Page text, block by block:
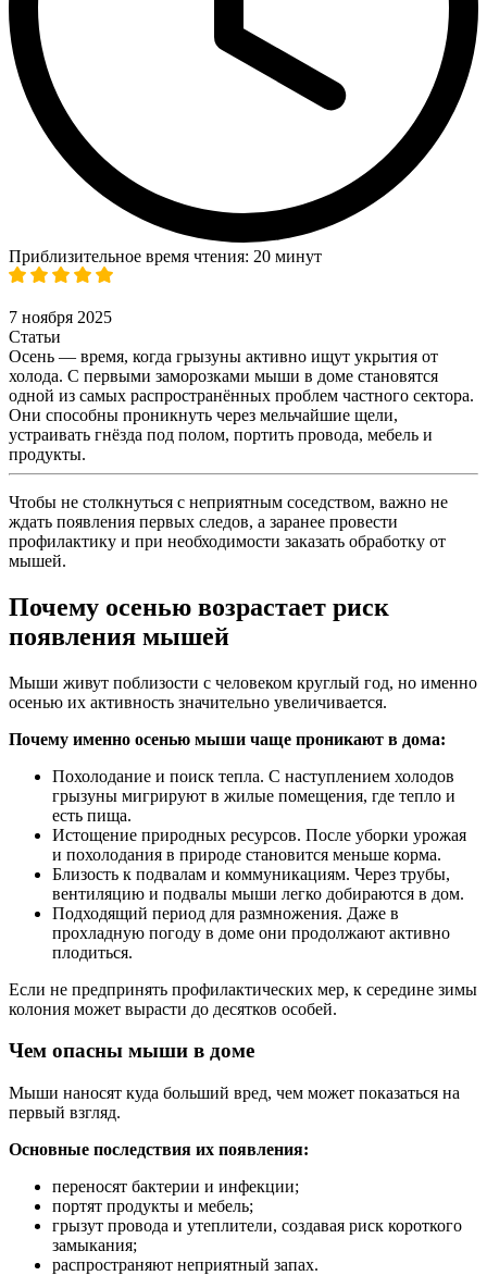
Приблизительное время чтения: 20 минут
7 ноября 2025
Статьи
Осень — время, когда грызуны активно ищут укрытия от
холода. С первыми заморозками мыши в доме становятся
одной из самых распространённых проблем частного сектора.
Они способны проникнуть через мельчайшие щели,
устраивать гнёзда под полом, портить провода, мебель и
продукты.
Чтобы не столкнуться с неприятным соседством, важно не
ждать появления первых следов, а заранее провести
профилактику и при необходимости заказать обработку от
мышей.
Почему осенью возрастает риск
появления мышей
Мыши живут поблизости с человеком круглый год, но именно
осенью их активность значительно увеличивается.
Почему именно осенью мыши чаще проникают в дома:
Похолодание и поиск тепла. С наступлением холодов
грызуны мигрируют в жилые помещения, где тепло и
есть пища.
Истощение природных ресурсов. После уборки урожая
и похолодания в природе становится меньше корма.
Близость к подвалам и коммуникациям. Через трубы,
вентиляцию и подвалы мыши легко добираются в дом.
Подходящий период для размножения. Даже в
прохладную погоду в доме они продолжают активно
плодиться.
Если не предпринять профилактических мер, к середине зимы
колония может вырасти до десятков особей.
Чем опасны мыши в доме
Мыши наносят куда больший вред, чем может показаться на
первый взгляд.
Основные последствия их появления:
переносят бактерии и инфекции;
портят продукты и мебель;
грызут провода и утеплители, создавая риск короткого
замыкания;
распространяют неприятный запах.